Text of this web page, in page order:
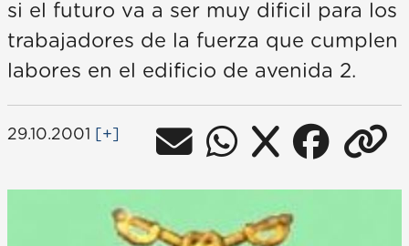
si el futuro va a ser muy dificil para los
trabajadores de la fuerza que cumplen
labores en el edificio de avenida 2.
29.10.2001 [+]